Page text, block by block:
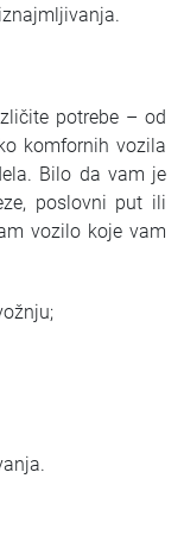
potrebe – od
komfornih vozila
Bilo da vam je
poslovni put ili
vozilo koje vam